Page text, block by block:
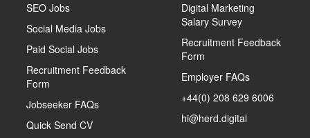
SEO Jobs
Social Media Jobs
Paid Social Jobs
Recruitment Feedback
Form
Jobseeker FAQs
Quick Send CV
Digital Marketing
Salary Survey
Recruitment Feedback
Form
Employer FAQs
+44(0) 208 629 6006
hi@herd.digital